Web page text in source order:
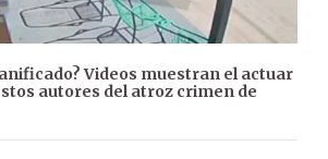
Videos muestran el actuar
autores del atroz crimen de